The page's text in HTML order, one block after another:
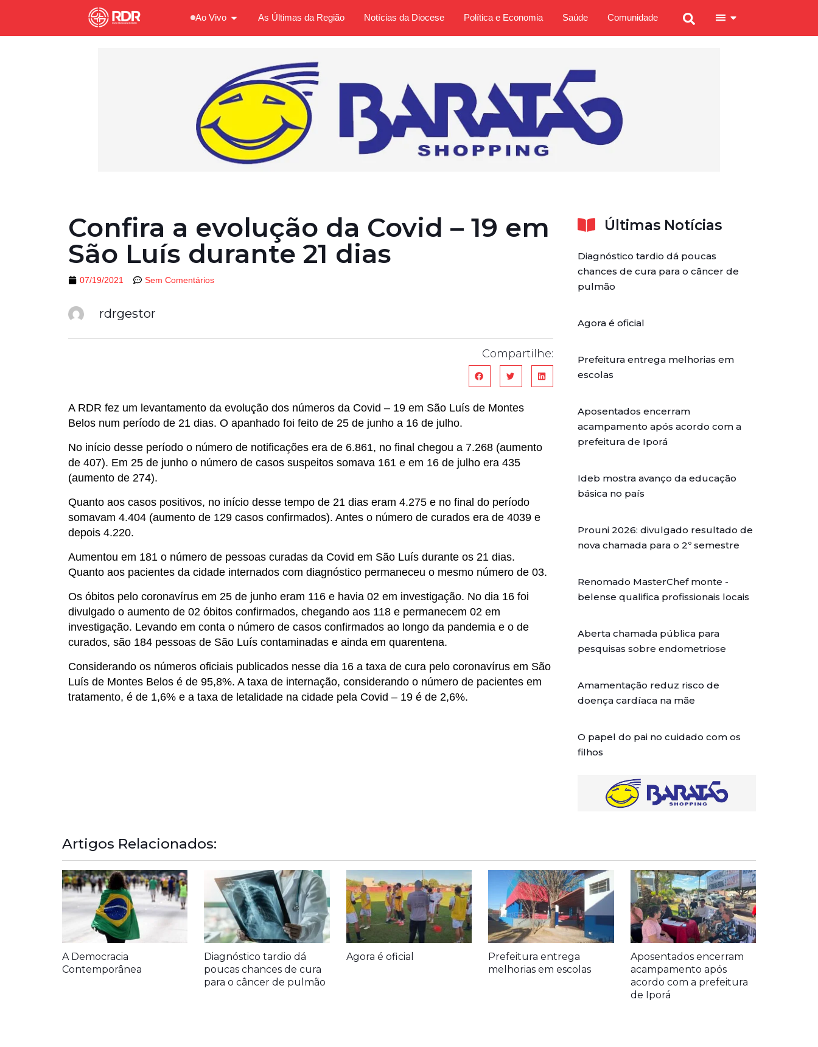
Ao Vivo As Últimas da Região Notícias da Diocese Política e Economia Saúde Comunidade
Confira a evolução da Covid – 19 em
São Luís durante 21 dias
07/19/2021 Sem Comentários
rdrgestor
Compartilhe:
A RDR fez um levantamento da evolução dos números da Covid – 19 em São Luís de Montes
Belos num período de 21 dias. O apanhado foi feito de 25 de junho a 16 de julho.
No início desse período o número de notificações era de 6.861, no final chegou a 7.268 (aumento
de 407). Em 25 de junho o número de casos suspeitos somava 161 e em 16 de julho era 435
(aumento de 274).
Quanto aos casos positivos, no início desse tempo de 21 dias eram 4.275 e no final do período
somavam 4.404 (aumento de 129 casos confirmados). Antes o número de curados era de 4039 e
depois 4.220.
Aumentou em 181 o número de pessoas curadas da Covid em São Luís durante os 21 dias.
Quanto aos pacientes da cidade internados com diagnóstico permaneceu o mesmo número de 03.
Os óbitos pelo coronavírus em 25 de junho eram 116 e havia 02 em investigação. No dia 16 foi
divulgado o aumento de 02 óbitos confirmados, chegando aos 118 e permanecem 02 em
investigação. Levando em conta o número de casos confirmados ao longo da pandemia e o de
curados, são 184 pessoas de São Luís contaminadas e ainda em quarentena.
Considerando os números oficiais publicados nesse dia 16 a taxa de cura pelo coronavírus em São
Luís de Montes Belos é de 95,8%. A taxa de internação, considerando o número de pacientes em
tratamento, é de 1,6% e a taxa de letalidade na cidade pela Covid – 19 é de 2,6%.
Últimas Notícias
Diagnóstico tardio dá poucas
chances de cura para o câncer de
pulmão
Agora é oficial
Prefeitura entrega melhorias em
escolas
Aposentados encerram
acampamento após acordo com a
prefeitura de Iporá
Ideb mostra avanço da educação
básica no país
Prouni 2026: divulgado resultado de
nova chamada para o 2º semestre
Renomado MasterChef monte -
belense qualifica profissionais locais
Aberta chamada pública para
pesquisas sobre endometriose
Amamentação reduz risco de
doença cardíaca na mãe
O papel do pai no cuidado com os
filhos
Artigos Relacionados:
A Democracia
Contemporânea
Diagnóstico tardio dá
poucas chances de cura
para o câncer de pulmão
Agora é oficial
Prefeitura entrega
melhorias em escolas
Aposentados encerram
acampamento após
acordo com a prefeitura
de Iporá